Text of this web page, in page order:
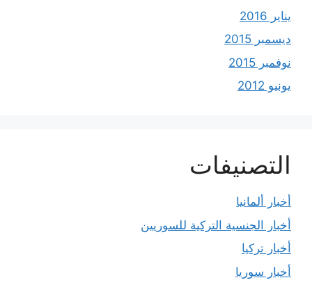
يناير 2016
ديسمبر 2015
نوفمبر 2015
يونيو 2012
التصنيفات
أخبار ألمانيا
أخبار الجنسية التركية للسوريين
أخبار تركيا
أخبار سوريا